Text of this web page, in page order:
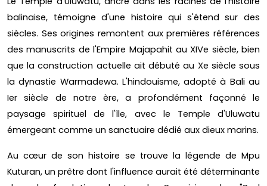
balinaise, témoigne d'une histoire qui s'étend sur des
siècles. Ses origines remontent aux premières références
des manuscrits de l'Empire Majapahit au XIVe siècle, bien
que la construction actuelle ait débuté au Xe siècle sous
la dynastie Warmadewa. L'hindouisme, adopté à Bali au
Ier siècle de notre ère, a profondément façonné le
paysage spirituel de l'île, avec le Temple d'Uluwatu
émergeant comme un sanctuaire dédié aux dieux marins.
Au cœur de son histoire se trouve la légende de Mpu
Kuturan, un prêtre dont l'influence aurait été déterminante